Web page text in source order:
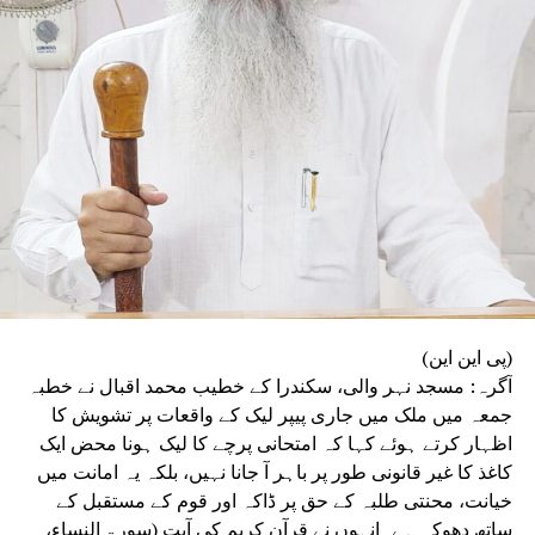
میں کہا کہ آئین، جمہوریت اور آئینی اداروں پر
ہونے والے حملوں سے جمہوریت خطرے میں ہے۔ ’’فرد
سے بڑی پارٹی اور پارٹی سے بڑا ملک‘‘ کے جذبے کا
ذکر کرتے ہوئے انہوں نے کہا کہ انہی نظریاتی اور
اخلاقی وجوہات کی بنا پر وہ ریاستی صدر کے عہدے
اور پارٹی کی بنیادی رکنیت سے اپنا استعفیٰ دے
رہے ہیں۔
(پی این این)
آگرہ: مسجد نہر والی، سکندرا کے خطیب محمد اقبال نے خطبہ
جمعہ میں ملک میں جاری پیپر لیک کے واقعات پر تشویش کا
اظہار کرتے ہوئے کہا کہ امتحانی پرچے کا لیک ہونا محض ایک
کاغذ کا غیر قانونی طور پر باہر آ جانا نہیں، بلکہ یہ امانت میں
خیانت، محنتی طلبہ کے حق پر ڈاکہ اور قوم کے مستقبل کے
ساتھ دھوکہ ہے۔انہوں نے قرآن کریم کی آیت (سورۃ النساء،